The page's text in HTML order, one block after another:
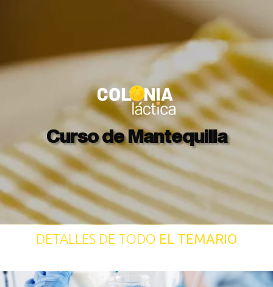
Curso de Mantequilla
DETALLES DE TODO EL TEMARIO